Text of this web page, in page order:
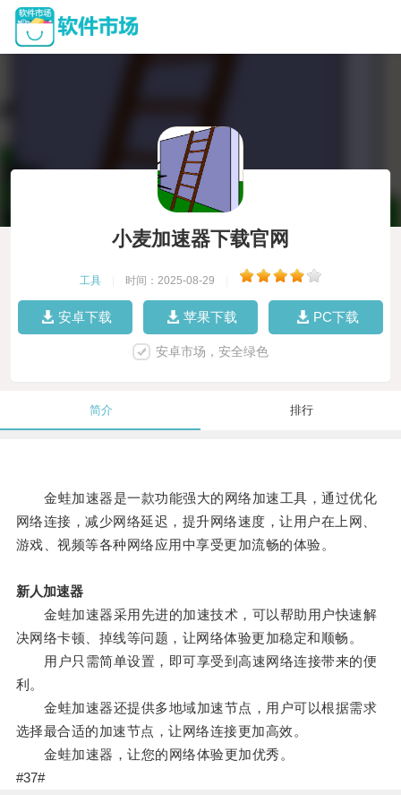
小麦加速器下载官网
工具 时间：2025-08-29
安卓下载 苹果下载 PC下载
安卓市场，安全绿色
简介 排行
金蛙加速器是一款功能强大的网络加速工具，通过优化
网络连接，减少网络延迟，提升网络速度，让用户在上网、
游戏、视频等各种网络应用中享受更加流畅的体验。
新人加速器
金蛙加速器采用先进的加速技术，可以帮助用户快速解
决网络卡顿、掉线等问题，让网络体验更加稳定和顺畅。
用户只需简单设置，即可享受到高速网络连接带来的便
利。
金蛙加速器还提供多地域加速节点，用户可以根据需求
选择最合适的加速节点，让网络连接更加高效。
金蛙加速器，让您的网络体验更加优秀。
#37#